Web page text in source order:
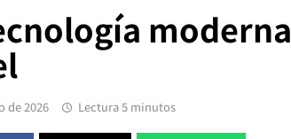
de 2026 Lectura 5 minutos